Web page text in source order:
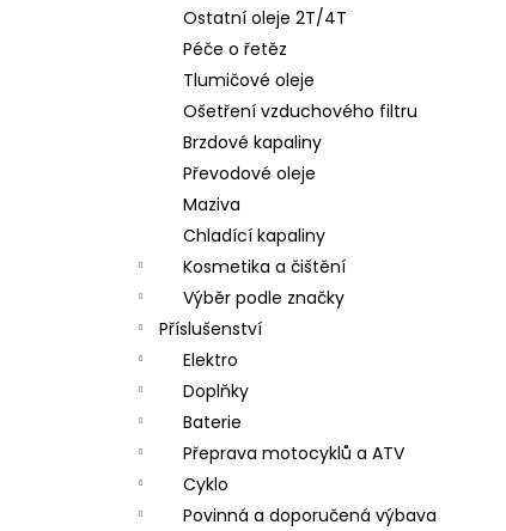
Ostatní oleje 2T/4T
Péče o řetěz
Tlumičové oleje
Ošetření vzduchového filtru
Brzdové kapaliny
Převodové oleje
Maziva
Chladící kapaliny
Kosmetika a čištění
Výběr podle značky
Příslušenství
Elektro
Doplňky
Baterie
Přeprava motocyklů a ATV
Cyklo
Povinná a doporučená výbava